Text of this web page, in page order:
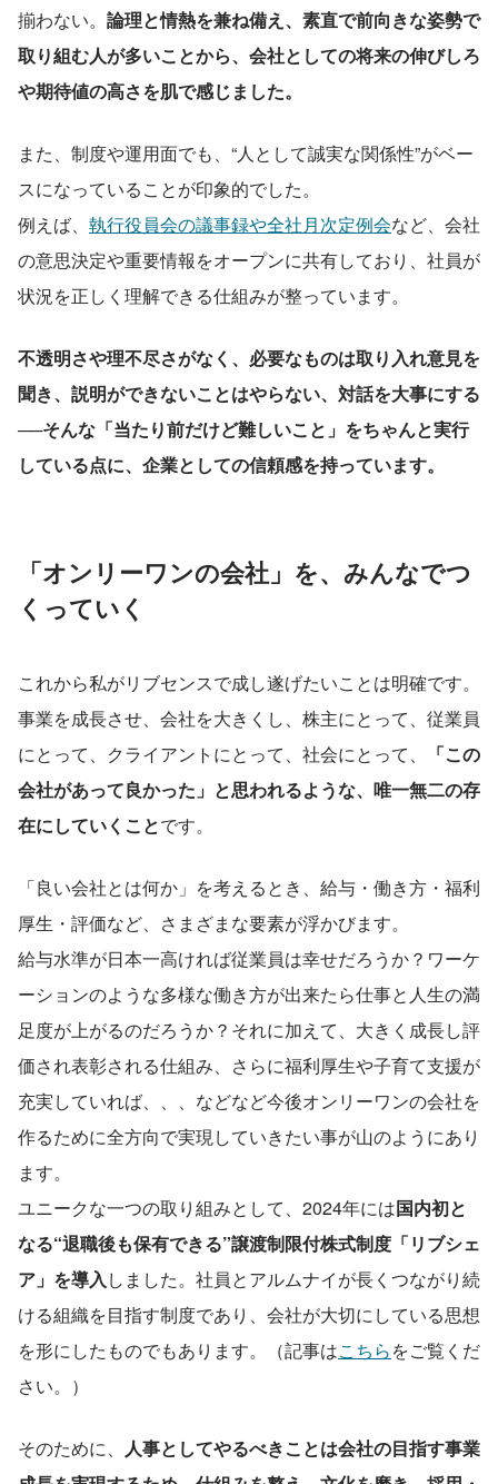
揃わない。 論理と情熱を兼ね備え、素直で前向きな姿勢で
取り組む人が多いことから、会社としての将来の伸びしろ
や期待値の高さを肌で感じました。
また、制度や運用面でも、“人として誠実な関係性”がベー
スになっていることが印象的でした。
例えば、 執行役員会の議事録や全社月次定例会など、会社
の意思決定や重要情報をオープンに共有しており、社員が
状況を正しく理解できる仕組みが整っています。
不透明さや理不尽さがなく、必要なものは取り入れ意見を
聞き、説明ができないことはやらない、対話を大事にする
──そんな「当たり前だけど難しいこと」をちゃんと実行
している点に、企業としての信頼感を持っています。
「オンリーワンの会社」を、みんなでつ
くっていく
これから私がリブセンスで成し遂げたいことは明確です。
事業を成長させ、会社を大きくし、株主にとって、従業員
にとって、クライアントにとって、社会にとって、
「この
会社があって良かった」と思われるような、唯一無二の存
在にしていくことです。
「良い会社とは何か」を考えるとき、給与・働き方・福利
厚生・評価など、さまざまな要素が浮かびます。
給与水準が日本一高ければ従業員は幸せだろうか？ワーケ
ーションのような多様な働き方が出来たら仕事と人生の満
足度が上がるのだろうか？それに加えて、大きく成長し評
価され表彰される仕組み、さらに福利厚生や子育て支援が
充実していれば、、、などなど今後オンリーワンの会社を
作るために全方向で実現していきたい事が山のようにあり
ます。
ユニークな一つの取り組みとして、2024年には国内初と
なる“退職後も保有できる”譲渡制限付株式制度「リブシェ
ア」を導入しました。社員とアルムナイが長くつながり続
ける組織を目指す制度であり、会社が大切にしている思想
を形にしたものでもあります。（記事はこちらをご覧くだ
さい。）
そのために、 人事としてやるべきことは会社の目指す事業